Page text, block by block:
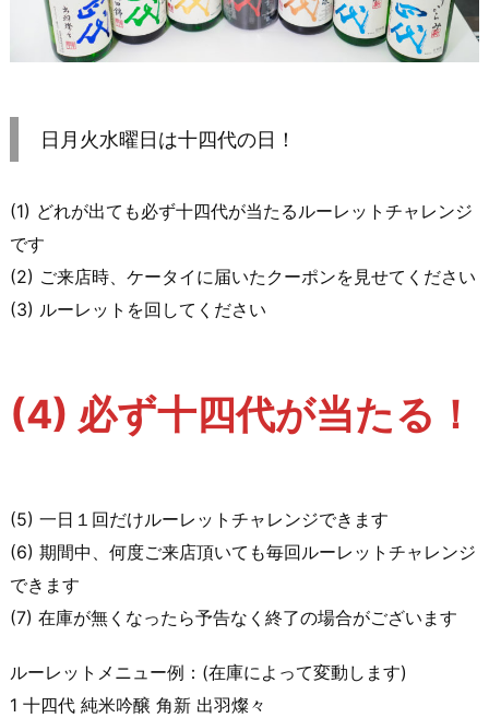
日月火水曜日は十四代の日！
(1) どれが出ても必ず十四代が当たるルーレットチャレンジ
です
(2) ご来店時、ケータイに届いたクーポンを見せてください
(3) ルーレットを回してください
(4) 必ず十四代が当たる！
(5) 一日１回だけルーレットチャレンジできます
(6) 期間中、何度ご来店頂いても毎回ルーレットチャレンジ
できます
(7) 在庫が無くなったら予告なく終了の場合がございます
ルーレットメニュー例：(在庫によって変動します)
1 十四代 純米吟醸 角新 出羽燦々